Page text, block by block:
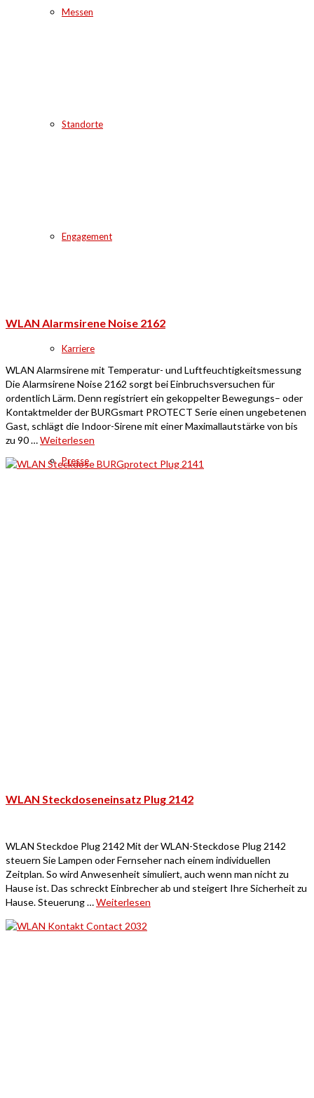
Messen
Standorte
Engagement
Karriere
Presse
WLAN Alarmsirene Noise 2162
WLAN Alarmsirene mit Temperatur- und Luftfeuchtigkeitsmessung
Die Alarmsirene Noise 2162 sorgt bei Einbruchsversuchen für
ordentlich Lärm. Denn registriert ein gekoppelter Bewegungs– oder
Kontaktmelder der BURGsmart PROTECT Serie einen ungebetenen
Gast, schlägt die Indoor-Sirene mit einer Maximallautstärke von bis
zu 90 …Weiterlesen
WLAN Steckdoseneinsatz Plug 2142
WLAN Steckdoe Plug 2142 Mit der WLAN-Steckdose Plug 2142
steuern Sie Lampen oder Fernseher nach einem individuellen
Zeitplan. So wird Anwesenheit simuliert, auch wenn man nicht zu
Hause ist. Das schreckt Einbrecher ab und steigert Ihre Sicherheit zu
Hause. Steuerung …Weiterlesen